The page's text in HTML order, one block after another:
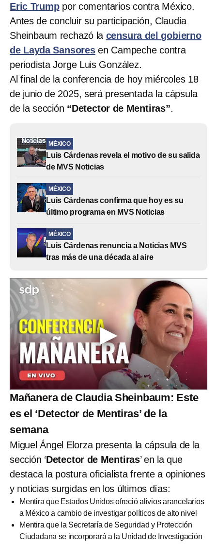
Eric Trumppor comentarios contra México.
Antes de concluir su participación, Claudia
Sheinbaum rechazó la censura del gobierno
de Layda Sansoresen Campeche contra
periodista Jorge Luis González.
Al final de la conferencia de hoy miércoles 18
de junio de 2025, será presentada la cápsula
de la sección “Detector de Mentiras”.
MÉXICO
Luis Cárdenas revela el motivo de su salida
de MVS Noticias
MÉXICO
Luis Cárdenas confirma que hoy es su
último programa en MVS Noticias
MÉXICO
Luis Cárdenas renuncia a Noticias MVS
tras más de una década al aire
Mañanera de Claudia Sheinbaum: Este
es el ‘Detector de Mentiras’ de la
semana
Miguel Ángel Elorza presenta la cápsula de la
sección ‘Detector de Mentiras’ en la que
destaca la postura oficialista frente a opiniones
y noticias surgidas en los últimos días:
Mentira que Estados Unidos ofreció alivios arancelarios
a México a cambio de investigar políticos de alto nivel
Mentira que la Secretaría de Seguridad y Protección
Ciudadana se incorporará a la Unidad de Investigación